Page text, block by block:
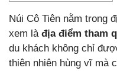
Núi Cô Tiên nằm trong
xem là địa điểm tham
du khách không chỉ
thiên nhiên hùng vĩ mà